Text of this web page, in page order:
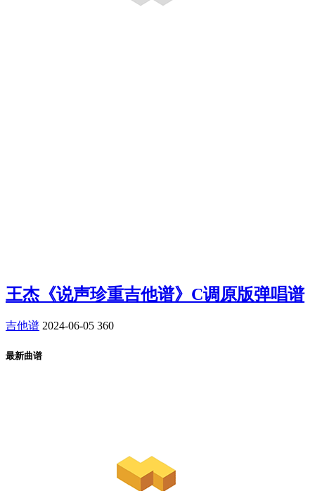
王杰《说声珍重吉他谱》C调原版弹唱谱
吉他谱 2024-06-05 360
最新曲谱